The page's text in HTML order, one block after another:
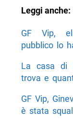
Leggi anche:
GF Vip,
pubblico lo
La casa di
trova e
GF Vip,
è stata